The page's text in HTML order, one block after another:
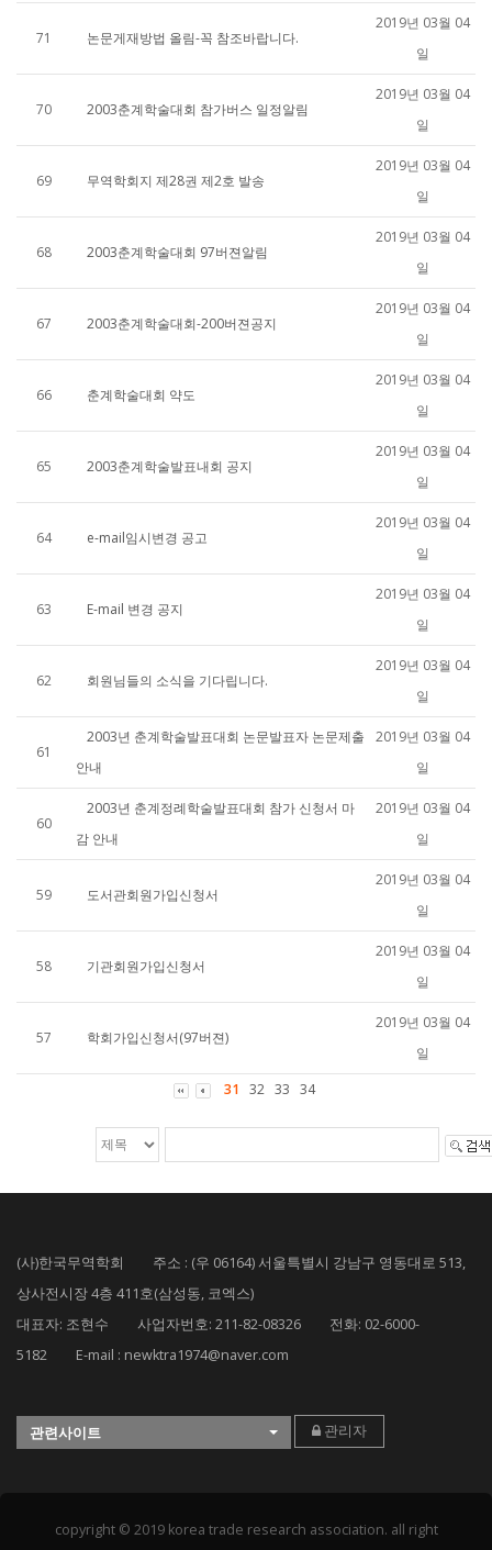
71 논문게재방법 올림-꼭 참조바랍니다.
2019년 03월 04
일
70 2003춘계학술대회 참가버스 일정알림
2019년 03월 04
일
69 무역학회지 제28권 제2호 발송
2019년 03월 04
일
68 2003춘계학술대회 97버젼알림
2019년 03월 04
일
67 2003춘계학술대회-200버젼공지
2019년 03월 04
일
66 춘계학술대회 약도
2019년 03월 04
일
65 2003춘계학술발표내회 공지
2019년 03월 04
일
64 e-mail임시변경 공고
2019년 03월 04
일
63 E-mail 변경 공지
2019년 03월 04
일
62 회원님들의 소식을 기다립니다.
2019년 03월 04
일
61
2003년 춘계학술발표대회 논문발표자 논문제출
안내
2019년 03월 04
일
60
2003년 춘계정례학술발표대회 참가 신청서 마
감 안내
2019년 03월 04
일
59 도서관회원가입신청서
2019년 03월 04
일
58 기관회원가입신청서
2019년 03월 04
일
57 학회가입신청서(97버젼)
2019년 03월 04
일
31 32 33 34
(사)한국무역학회 주소 : (우 06164) 서울특별시 강남구 영동대로 513,
상사전시장 4층 411호(삼성동, 코엑스)
대표자: 조현수 사업자번호: 211-82-08326 전화: 02-6000-
5182 E-mail : newktra1974@naver.com
관련사이트 관리자
copyright © 2019 korea trade research association. all right